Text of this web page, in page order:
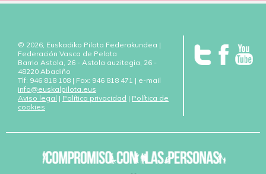
© 2026, Euskadiko Pilota Federakundea |
Federación Vasca de Pelota
Barrio Astola, 26 - Astola auzitegia, 26 -
48220 Abadiño
Tlf: 946 818 108 | Fax: 946 818 471 | e-mail
info@euskalpilota.eus
Aviso legal | Política privacidad | Política de
cookies